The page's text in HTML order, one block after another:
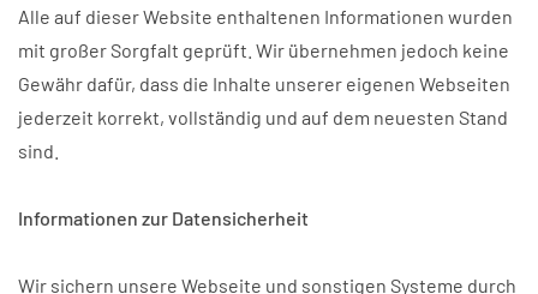
Alle auf dieser Website enthaltenen Informationen wurden
mit großer Sorgfalt geprüft. Wir übernehmen jedoch keine
Gewähr dafür, dass die Inhalte unserer eigenen Webseiten
jederzeit korrekt, vollständig und auf dem neuesten Stand
sind.
Informationen zur Datensicherheit
Wir sichern unsere Webseite und sonstigen Systeme durch